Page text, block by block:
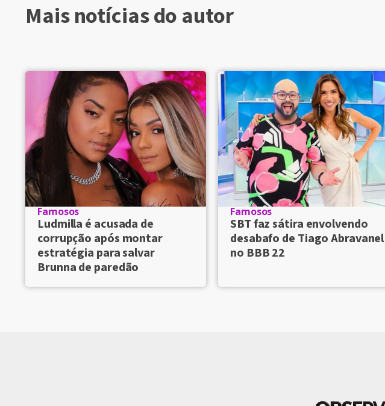
Mais notícias do autor
Famosos
Ludmilla é acusada de
corrupção após montar
estratégia para salvar
Brunna de paredão
Famosos
SBT faz sátira envolvendo
desabafo de Tiago Abravanel
no BBB 22